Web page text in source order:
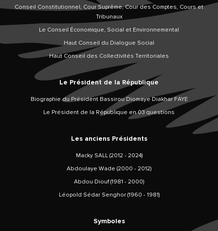
Conseil Constitutionnel, Cour Suprême, Cour des Comptes, Cours et
Tribunaux
Le Conseil Économique, Social et Environnemental
Haut Conseil du Dialogue Social
Haut Conseil des Collectivités Territoriales
Le Président de la République
Biographie du Président Bassirou Diomaye Diakhar FAYE
Le Président de la République en 03 questions
Les anciens Présidents
Macky SALL (2012 - 2024)
Abdoulaye Wade (2000 - 2012)
Abdou Diouf (1981 - 2000)
Léopold Sédar Senghor (1960 - 1981)
Symboles